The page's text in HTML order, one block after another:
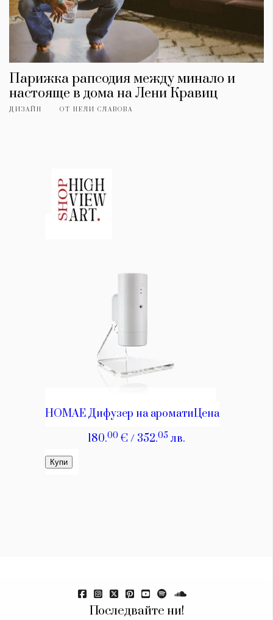
Парижка рапсодия между минало и
настояще в дома на Лени Кравиц
ДИЗАЙН ОТ НЕЛИ СЛАВОВА
Последвайте ни!